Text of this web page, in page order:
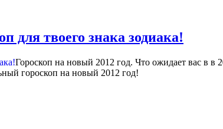
для твоего знака зодиака!
Гороскоп на новый 2012 год. Что ожидает вас в в
гороскоп на новый 2012 год!